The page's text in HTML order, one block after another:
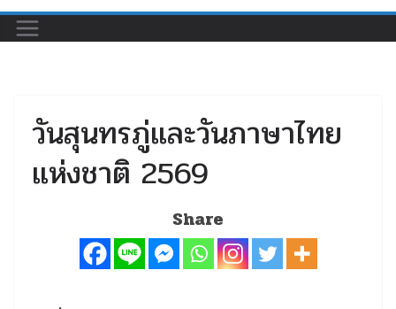
วันสุนทรภู่และวันภาษาไทย
แห่งชาติ 2569
Share